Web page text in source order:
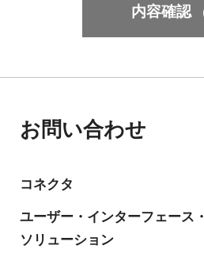
内容確認
お問い合わせ
コネクタ
ユーザー・インターフェース・
ソリューション